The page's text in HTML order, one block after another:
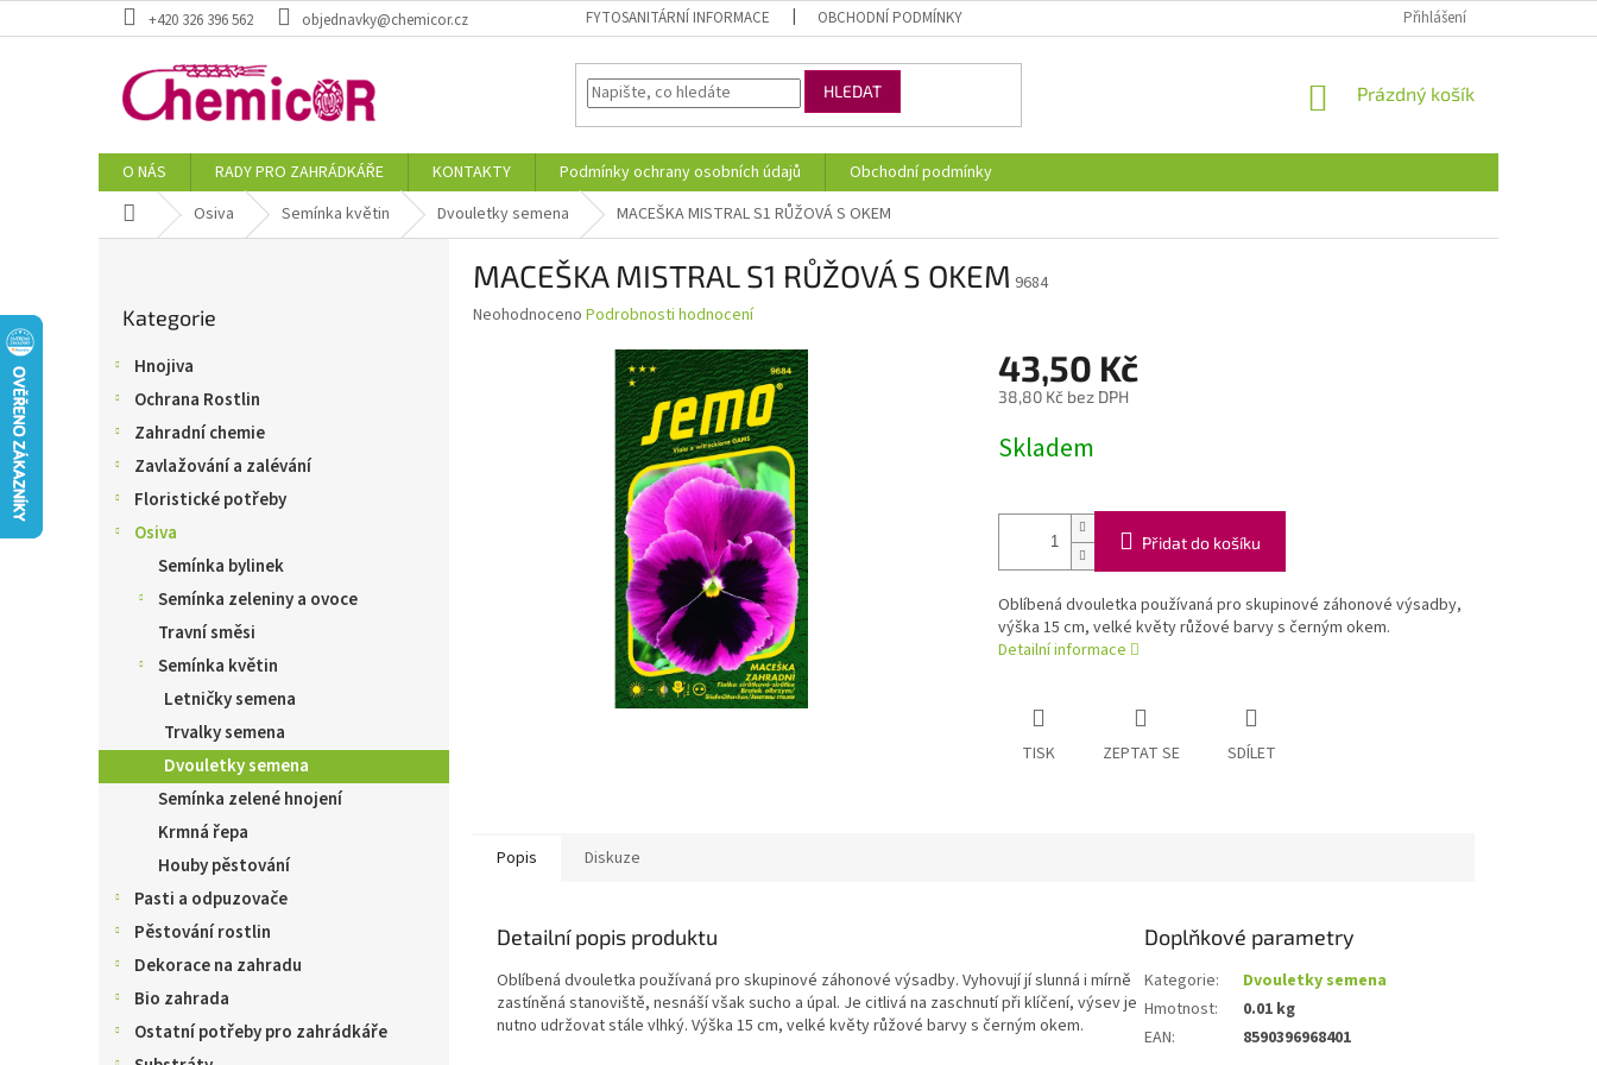
na
+420 326 396 562 objednavky@chemicor.cz FYTOSANITÁRNÍ INFORMACE OBCHODNÍ PODMÍNKY Přihlášení
HLEDAT
NÁKUPNÍ
Prázdný košík
O NÁS RADY PRO ZAHRÁDKÁŘE KONTAKTY Podmínky ochrany osobních údajů
Obchodní podmínky
Domů Osiva Semínka květin Dvouletky semena MACEŠKA MISTRAL S1 RŮŽOVÁ S OKEM
kategorie
Kategorie
Hnojiva
Ochrana Rostlin
Zahradní chemie
Zavlažování a zalévání
Floristické potřeby
Osiva
Semínka bylinek
Semínka zeleniny a ovoce
Travní směsi
Semínka květin
Letničky semena
Trvalky semena
Dvouletky semena
Semínka zelené hnojení
Krmná řepa
Houby pěstování
Pasti a odpuzovače
Pěstování rostlin
Dekorace na zahradu
Bio zahrada
Ostatní potřeby pro zahrádkáře
MACEŠKA MISTRAL S1 RŮŽOVÁ S OKEM 9684
Průměrné
Neohodnoceno Podrobnosti hodnocení
43,50 Kč
38,80 Kč bez DPH
cena:
Skladem
Přidat do košíku
Oblíbená dvouletka používaná pro skupinové záhonové výsadby,
výška 15 cm, velké květy růžové barvy s černým okem.
Detailní informace
TISK ZEPTAT SE SDÍLET
Popis Diskuze
Detailní popis produktu
Oblíbená dvouletka používaná pro skupinové záhonové výsadby. Vyhovují jí slunná i mírně
zastíněná stanoviště, nesnáší však sucho a úpal. Je citlivá na zaschnutí při klíčení, výsev je
nutno udržovat stále vlhký. Výška 15 cm, velké květy růžové barvy s černým okem.
Doplňkové parametry
Kategorie:
Dvouletky semena
Hmotnost:
0.01 kg
EAN: 8590396968401